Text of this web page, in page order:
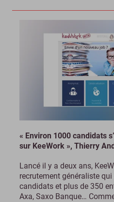
« Environ 1000 candidats
sur KeeWork », Thierry
Lancé il y a deux ans,
recrutement généraliste
candidats et plus de 350
Axa, Saxo Banque…